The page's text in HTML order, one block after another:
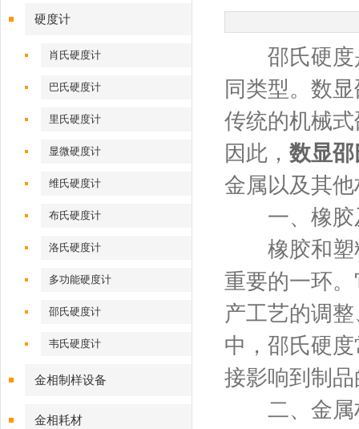
硬度计
肖氏硬度计
巴氏硬度计
里氏硬度计
显微硬度计
维氏硬度计
布氏硬度计
洛氏硬度计
多功能硬度计
邵氏硬度计
韦氏硬度计
金相制样设备
金相耗材
邵氏硬度是
同类型。数
传统的机械
因此， 数显
金属以及其
一、橡胶
橡胶和塑料
重要的一环
产工艺的调
中，邵氏硬
接影响到制
二、金属